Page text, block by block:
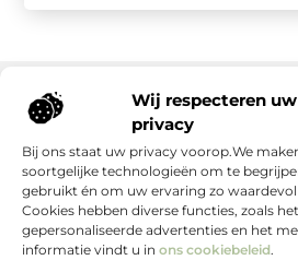
Wij respecteren uw
privacy
Bij ons staat uw privacy voorop.We
soortgelijke technologieën om te
gebruikt én om uw ervaring zo
Cookies hebben diverse functies, zoals
gepersonaliseerde advertenties en het
informatie vindt u in ons cookiebeleid.
Onze informatie